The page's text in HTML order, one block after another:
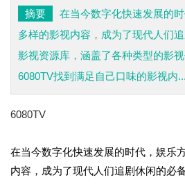
摘要
在当今数字化快速发展的
多样的影视内容，成为了现代人们
影视资源库，涵盖了各种类型的影
6080TV找到满足自己口味的影视内...
6080TV
在当今数字化快速发展的时代，娱乐
内容，成为了现代人们追剧休闲的必